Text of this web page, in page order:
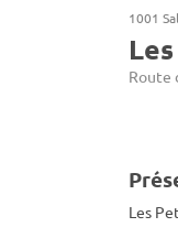
1001
Route
Les